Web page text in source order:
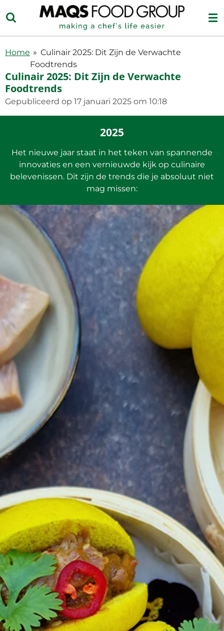
direct
naar
hoofdinhoud
Home » Culinair 2025: Dit Zijn de Verwachte
Foodtrends
Culinair 2025: Dit Zijn de Verwachte
Foodtrends
Gepubliceerd op 17 januari 2025 om 10:18
2025
Het nieuwe jaar staat in het teken van spannende
innovaties en een vernieuwde kijk op culinaire
belevenissen. Dit zijn de trends die je absoluut niet
mag missen: